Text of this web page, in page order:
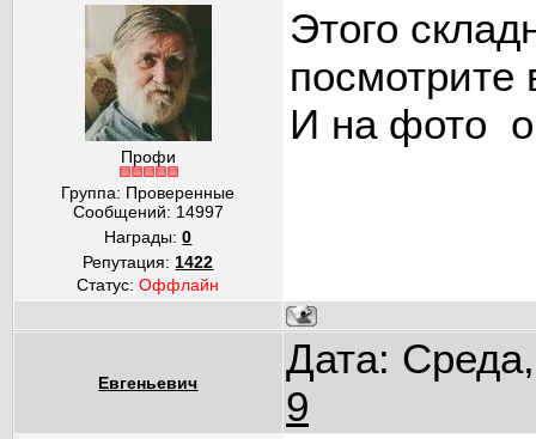
Профи
Группа: Проверенные
Сообщений: 14997
Награды:0
Репутация: 1422
Статус:Оффлайн
Этого
посмотрите
И на фото
Евгеньевич
Дата:
9